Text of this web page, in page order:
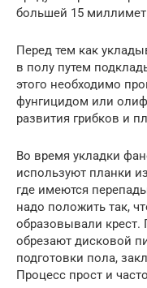
большей 15
Перед тем как
в полу путем
этого необходимо
фунгицидом или
развития грибков и
Во время укладки
используют планки
где имеются
надо положить так,
образовывали
обрезают дисковой
подготовки пола,
Процесс прост и